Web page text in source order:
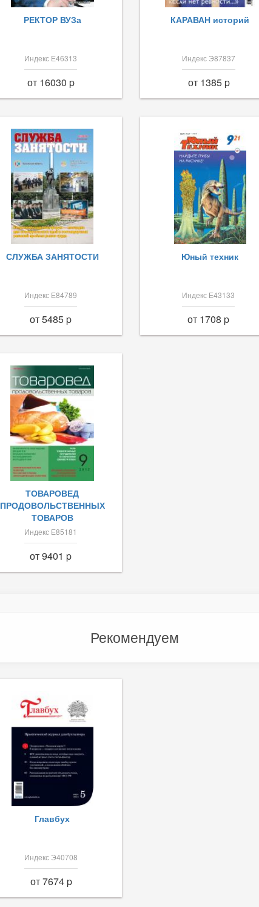
РЕКТОР ВУЗа
Индекс Е46313
от 16030 p
КАРАВАН историй
Индекс Э87837
от 1385 p
СЛУЖБА ЗАНЯТОСТИ
Индекс Е84789
от 5485 p
Юный техник
Индекс Е43133
от 1708 p
ТОВАРОВЕД
ПРОДОВОЛЬСТВЕННЫХ
ТОВАРОВ
Индекс Е85181
от 9401 p
Рекомендуем
Главбух
Индекс Э40708
от 7674 p